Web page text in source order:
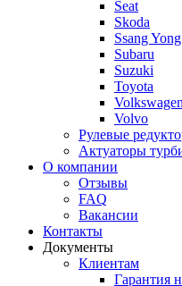
Seat
Skoda
Ssang Yong
Subaru
Suzuki
Toyota
Volkswagen
Volvo
Рулевые
Актуаторы
О компании
Отзывы
FAQ
Вакансии
Контакты
Документы
Клиентам
Гарантия